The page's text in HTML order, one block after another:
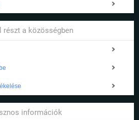
részt a közösségben
információk